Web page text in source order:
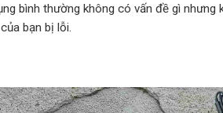
bình thường không có vấn đề gì
bạn bị lỗi.